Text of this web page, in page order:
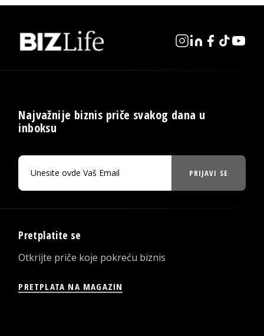
Najvažnije biznis priče svakog dana u
inboksu
PRIJAVI SE
Pretplatite se
Otkrijte priče koje pokreću biznis
PRETPLATA NA MAGAZIN